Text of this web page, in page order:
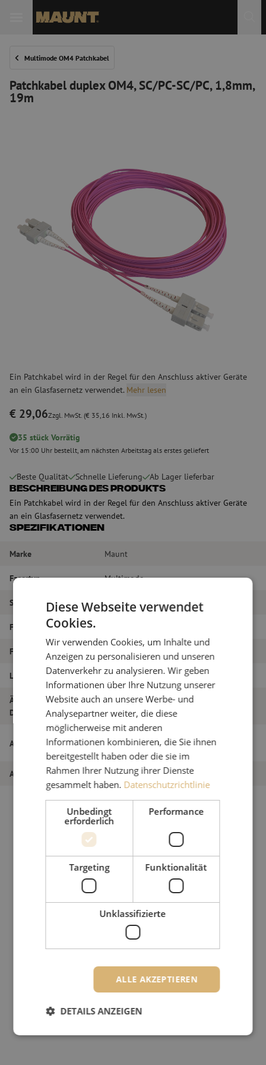
Multimode OM4 Patchkabel
Patchkabel duplex OM4, SC/PC-SC/PC, 1,8mm,
19m
Ein Patchkabel wird in der Regel für den Anschluss aktiver Geräte
an ein Glasfasernetz verwendet. Mehr lesen
€ 29,06Zzgl. MwSt. (€ 35,16 Inkl. MwSt.)
35 stück Vorrätig
Vor 15:00 Uhr bestellt, am nächsten Arbeitstag als erstes geliefert
Beste Qualität Schnelle Lieferung Ab Lager lieferbar
Beschreibung des Produkts
Ein Patchkabel wird in der Regel für den Anschluss aktiver Geräte
an ein Glasfasernetz verwendet.
Spezifikationen
Marke Maunt
Fasertyp Multimode
Steckertyp SC/PC – SC/PC
Faser-Typ
Faseranzahl
Länge 19m
Äußerer
Durchmesser (mm)
1.8
Artikelname
Patchkabel duplex OM4, SC/PC-SC/PC,
Artikel Nummer M20000094
Diese Webseite verwendet
Cookies.
Wir verwenden Cookies, um Inhalte und
Anzeigen zu personalisieren und unseren
Datenverkehr zu analysieren. Wir geben
Informationen über Ihre Nutzung unserer
Website auch an unsere Werbe- und
Analysepartner weiter, die diese
möglicherweise mit anderen
Informationen kombinieren, die Sie ihnen
bereitgestellt haben oder die sie im
Rahmen Ihrer Nutzung ihrer Dienste
gesammelt haben. Datenschutzrichtlinie
Unbedingt
erforderlich
Performance
Targeting Funktionalität
Unklassifizierte
ALLE AKZEPTIEREN
DETAILS ANZEIGEN